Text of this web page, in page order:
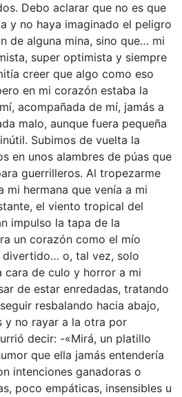
Debo aclarar que no es que
y no haya imaginado el peligro
de alguna mina, sino que… mi
super optimista y siempre
creer que algo como eso
en mi corazón estaba la
acompañada de mí, jamás a
malo, aunque fuera pequeña
Subimos de vuelta la
en unos alambres de púas que
guerrilleros. Al tropezarme
mi hermana que venía a mi
el viento tropical del
impulso la tapa de la
un corazón como el mío
divertido… o, tal vez, solo
cara de culo y horror a mi
de estar enredadas, tratando
resbalando hacia abajo,
y no rayar a la otra por
decir: -«Mirá, un platillo
que ella jamás entendería
intenciones ganadoras o
poco empáticas, insensibles u